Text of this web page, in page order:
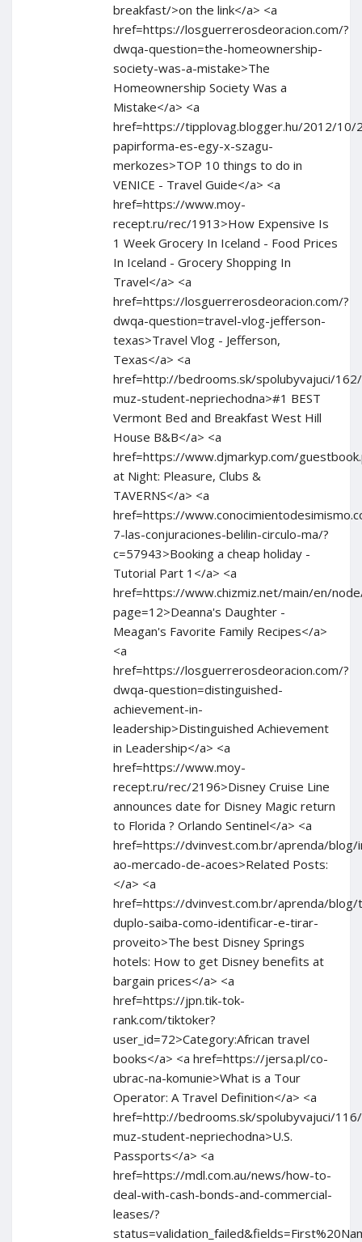
breakfast/>on the link</a> <a
href=https://losguerrerosdeoracion.com/?
dwqa-question=the-homeownership-
society-was-a-mistake>The
Homeownership Society Was a
Mistake</a> <a
href=https://tipplovag.blogger.hu/2012/10/
papirforma-es-egy-x-szagu-
merkozes>TOP 10 things to do in
VENICE - Travel Guide</a> <a
href=https://www.moy-
recept.ru/rec/1913>How Expensive Is
1 Week Grocery In Iceland - Food Prices
In Iceland - Grocery Shopping In
Travel</a> <a
href=https://losguerrerosdeoracion.com/?
dwqa-question=travel-vlog-jefferson-
texas>Travel Vlog - Jefferson,
Texas</a> <a
href=http://bedrooms.sk/spolubyvajuci/
muz-student-nepriechodna>#1 BEST
Vermont Bed and Breakfast West Hill
House B&B</a> <a
href=https://www.djmarkyp.com/
at Night: Pleasure, Clubs &
TAVERNS</a> <a
href=https://
7-las-conjuraciones-belilin-circulo-ma/?
c=57943>Booking a cheap holiday -
Tutorial Part 1</a> <a
href=https://www.chizmiz.net/main/en/
page=12>Deanna's Daughter -
Meagan's Favorite Family Recipes</a>
<a
href=https://losguerrerosdeoracion.com/?
dwqa-question=distinguished-
achievement-in-
leadership>Distinguished Achievement
in Leadership</a> <a
href=https://www.moy-
recept.ru/rec/2196>Disney Cruise Line
announces date for Disney Magic return
to Florida ? Orlando Sentinel</a> <a
href=https://dvinvest.com.br/aprenda/blog/
ao-mercado-de-acoes>Related Posts:
</a> <a
href=https://dvinvest.com.br/aprenda/
duplo-saiba-como-identificar-e-tirar-
proveito>The best Disney Springs
hotels: How to get Disney benefits at
bargain prices</a> <a
href=https://jpn.tik-tok-
rank.com/tiktoker?
user_id=72>Category:African travel
books</a> <a href=https://jersa.pl/co-
ubrac-na-komunie>What is a Tour
Operator: A Travel Definition</a> <a
href=http://bedrooms.sk/spolubyvajuci/
muz-student-nepriechodna>U.S.
Passports</a> <a
href=https://mdl.com.au/news/how-to-
deal-with-cash-bonds-and-commercial-
leases/?